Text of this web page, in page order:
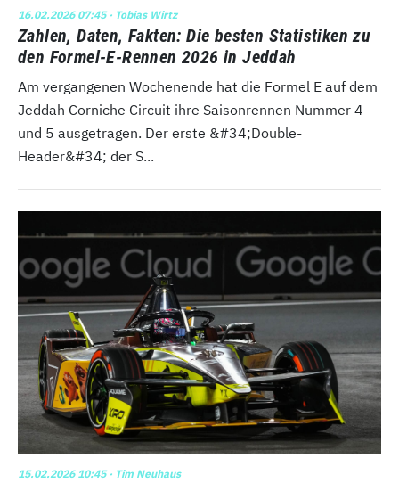
16.02.2026 07:45· Tobias Wirtz
Zahlen, Daten, Fakten: Die besten Statistiken zu
den Formel-E-Rennen 2026 in Jeddah
Am vergangenen Wochenende hat die Formel E auf dem
Jeddah Corniche Circuit ihre Saisonrennen Nummer 4
und 5 ausgetragen. Der erste &#34;Double-
Header&#34; der S...
15.02.2026 10:45· Tim Neuhaus